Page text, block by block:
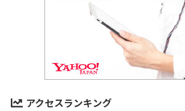
アクセスランキング